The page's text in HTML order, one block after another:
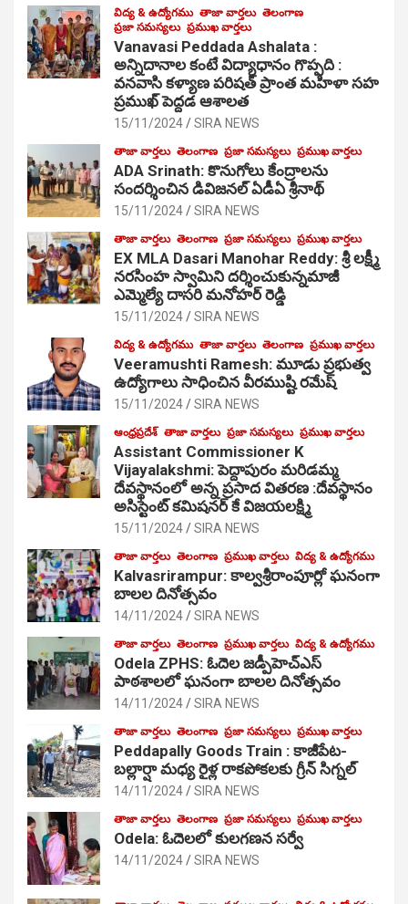
విద్య & ఉద్యోగము తాజా వార్తలు తెలంగాణ
ప్రజా సమస్యలు ప్రముఖ వార్తలు
Vanavasi Peddada Ashalata :
అన్నిదానాల కంటే విద్యాధానం గొప్పది :
వనవాసి కళ్యాణ పరిషత్ ప్రాంత మహిళా సహ
ప్రముఖ్ పెద్దడ ఆశాలత
15/11/2024 SIRA NEWS
తాజా వార్తలు తెలంగాణ ప్రజా సమస్యలు ప్రముఖ వార్తలు
ADA Srinath: కొనుగోలు కేంద్రాల‌ను
సంద‌ర్శించిన డివిజనల్ ఏడీఏ శ్రీనాథ్
15/11/2024 SIRA NEWS
తాజా వార్తలు తెలంగాణ ప్రజా సమస్యలు ప్రముఖ వార్తలు
EX MLA Dasari Manohar Reddy: శ్రీ లక్ష్మీ
నరసింహ స్వామిని దర్శించుకున్నమాజీ
ఎమ్మెల్యే దాసరి మనోహర్ రెడ్డి
15/11/2024 SIRA NEWS
విద్య & ఉద్యోగము తాజా వార్తలు తెలంగాణ ప్రముఖ వార్తలు
Veeramushti Ramesh: మూడు ప్రభుత్వ
ఉద్యోగాలు సాధించిన వీరముష్టి రమేష్
15/11/2024 SIRA NEWS
ఆంధ్రప్రదేశ్ తాజా వార్తలు ప్రజా సమస్యలు ప్రముఖ వార్తలు
Assistant Commissioner K
Vijayalakshmi: పెద్దాపురం మరిడమ్మ
దేవస్థానంలో అన్న ప్రసాద వితరణ :దేవస్థానం
అసిస్టెంట్ కమిషనర్ కే విజయలక్ష్మి
15/11/2024 SIRA NEWS
తాజా వార్తలు తెలంగాణ ప్రముఖ వార్తలు విద్య & ఉద్యోగము
Kalvasrirampur: కాల్వశ్రీరాంపూర్లో ఘనంగా
బాలల దినోత్సవం
14/11/2024 SIRA NEWS
తాజా వార్తలు తెలంగాణ ప్రముఖ వార్తలు విద్య & ఉద్యోగము
Odela ZPHS: ఓదెల జ‌డ్పీహెచ్ఎస్
పాఠ‌శాల‌లో ఘనంగా బాలల దినోత్సవం
14/11/2024 SIRA NEWS
తాజా వార్తలు తెలంగాణ ప్రజా సమస్యలు ప్రముఖ వార్తలు
Peddapally Goods Train : కాజీపేట-
బల్లార్షా మధ్య రైళ్ల రాకపోకలకు గ్రీన్ సిగ్నల్
14/11/2024 SIRA NEWS
తాజా వార్తలు తెలంగాణ ప్రజా సమస్యలు ప్రముఖ వార్తలు
Odela: ఓదెలలో కులగణన సర్వే
14/11/2024 SIRA NEWS